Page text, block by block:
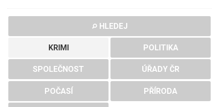
HLEDEJ
KRIMI POLITIKA
SPOLEČNOST ÚŘADY ČR
POČASÍ PŘÍRODA